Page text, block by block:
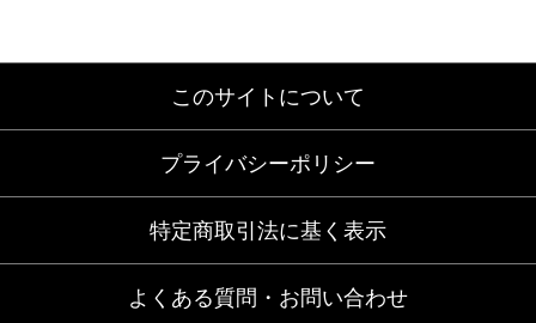
このサイトについて
プライバシーポリシー
特定商取引法に基く表示
よくある質問・お問い合わせ